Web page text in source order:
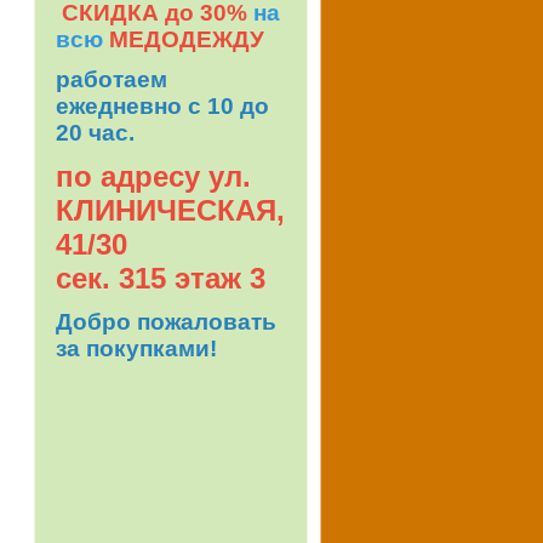
СКИДКА до 30% на
всю МЕДОДЕЖДУ
работаем
ежедневно с 10 до
20 час.
по адресу ул.
КЛИНИЧЕСКАЯ,
41/30
сек. 315 этаж 3
Добро пожаловать
за покупками!